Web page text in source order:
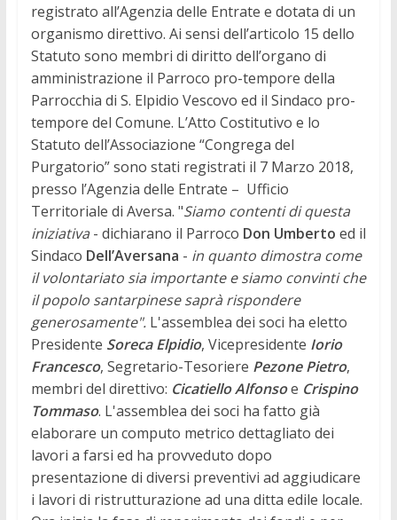
registrato all’Agenzia delle Entrate e dotata di un
organismo direttivo. Ai sensi dell’articolo 15 dello
Statuto sono membri di diritto dell’organo di
amministrazione il Parroco pro-tempore della
Parrocchia di S. Elpidio Vescovo ed il Sindaco pro-
tempore del Comune. L’Atto Costitutivo e lo
Statuto dell’Associazione “Congrega del
Purgatorio” sono stati registrati il 7 Marzo 2018,
presso l’Agenzia delle Entrate – Ufficio
Territoriale di Aversa. "Siamo contenti di questa
iniziativa - dichiarano il Parroco Don Umberto ed il
Sindaco Dell’Aversana - in quanto dimostra come
il volontariato sia importante e siamo convinti che
il popolo santarpinese saprà rispondere
generosamente". L'assemblea dei soci ha eletto
Presidente Soreca Elpidio, Vicepresidente Iorio
Francesco, Segretario-Tesoriere Pezone Pietro,
membri del direttivo: Cicatiello Alfonsoe Crispino
Tommaso. L'assemblea dei soci ha fatto già
elaborare un computo metrico dettagliato dei
lavori a farsi ed ha provveduto dopo
presentazione di diversi preventivi ad aggiudicare
i lavori di ristrutturazione ad una ditta edile locale.